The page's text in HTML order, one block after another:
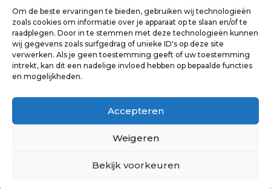
Om de beste ervaringen te bieden, gebruiken wij technologieën
zoals cookies om informatie over je apparaat op te slaan en/of te
raadplegen. Door in te stemmen met deze technologieën kunnen
wij gegevens zoals surfgedrag of unieke ID's op deze site
verwerken. Als je geen toestemming geeft of uw toestemming
intrekt, kan dit een nadelige invloed hebben op bepaalde functies
en mogelijkheden.
Accepteren
Weigeren
Bekijk voorkeuren
Gebouw De Donk
Vieringen
Predikant
Mail ons
Geschiedenis